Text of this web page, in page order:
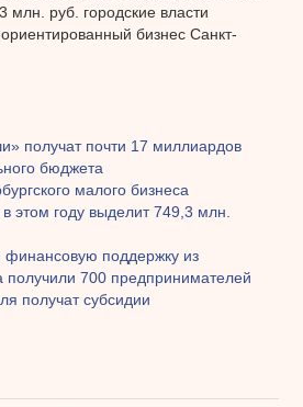
млн. руб. городские власти
бизнес Санкт-
получат почти 17 миллиардов
бюджета
малого бизнеса
этом году выделит 749,3 млн.
поддержку из
получили 700 предпринимателей
получат субсидии